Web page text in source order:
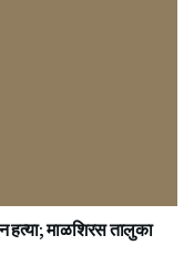
हत्या; माळशिरस तालुका